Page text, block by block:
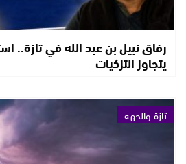
رفاق نبيل بن عبد الله في تازة..
يتجاوز التزكيات
تازة والجهة